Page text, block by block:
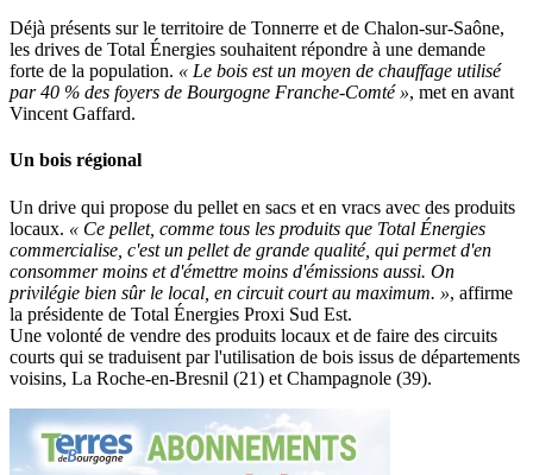
Déjà présents sur le territoire de Tonnerre et de Chalon-sur-Saône,
les drives de Total Énergies souhaitent répondre à une demande
forte de la population. « Le bois est un moyen de chauffage utilisé
par 40 % des foyers de Bourgogne Franche-Comté », met en avant
Vincent Gaffard.
Un bois régional
Un drive qui propose du pellet en sacs et en vracs avec des produits
locaux. « Ce pellet, comme tous les produits que Total Énergies
commercialise, c'est un pellet de grande qualité, qui permet d'en
consommer moins et d'émettre moins d'émissions aussi. On
privilégie bien sûr le local, en circuit court au maximum. », affirme
la présidente de Total Énergies Proxi Sud Est.
Une volonté de vendre des produits locaux et de faire des circuits
courts qui se traduisent par l'utilisation de bois issus de départements
voisins, La Roche-en-Bresnil (21) et Champagnole (39).